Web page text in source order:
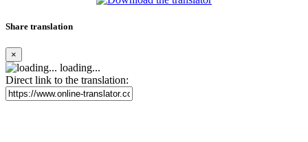
Share translation
×
loading...
Direct link to the translation: